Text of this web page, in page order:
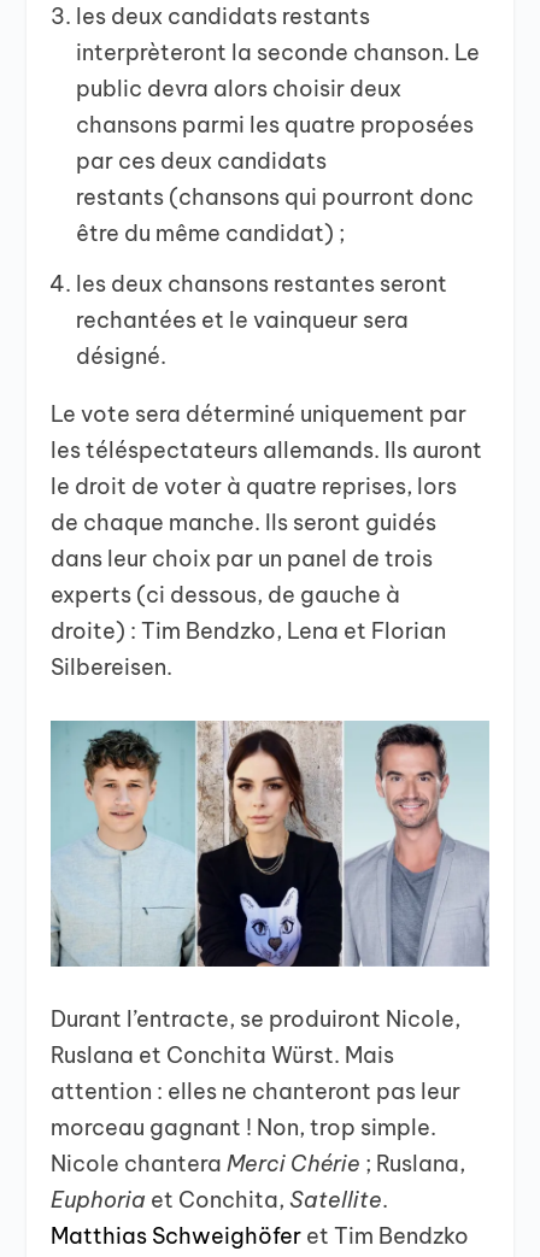
les deux candidats restants
interprèteront la seconde chanson. Le
public devra alors choisir deux
chansons parmi les quatre proposées
par ces deux candidats
restants (chansons qui pourront donc
être du même candidat) ;
les deux chansons restantes seront
rechantées et le vainqueur sera
désigné.
Le vote sera déterminé uniquement par
les téléspectateurs allemands. Ils auront
le droit de voter à quatre reprises, lors
de chaque manche. Ils seront guidés
dans leur choix par un panel de trois
experts (ci dessous, de gauche à
droite) : Tim Bendzko, Lena et Florian
Silbereisen.
Durant l’entracte, se produiront Nicole,
Ruslana et Conchita Würst. Mais
attention : elles ne chanteront pas leur
morceau gagnant ! Non, trop simple.
Nicole chanteraMerci Chérie ; Ruslana,
Euphoria et Conchita,Satellite.
Matthias Schweighöfer et Tim Bendzko